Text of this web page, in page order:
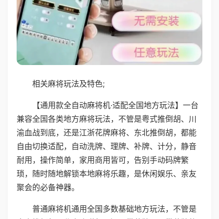
相关麻将玩法及特色;
【通用款全自动麻将机·适配全国地方玩法】一台
兼容全国各类地方麻将玩法，不管是粤式推倒胡、川
渝血战到底，还是江浙花牌麻将、东北推倒胡，都能
自由切换适配，自动洗牌、理牌、补牌、计分，静音
耐用，操作简单，家用商用皆可，告别手动码牌繁
琐，随时随地解锁本地麻将乐趣，是休闲娱乐、亲友
聚会的必备神器。
普通麻将机通用全国多数基础地方玩法，不管是